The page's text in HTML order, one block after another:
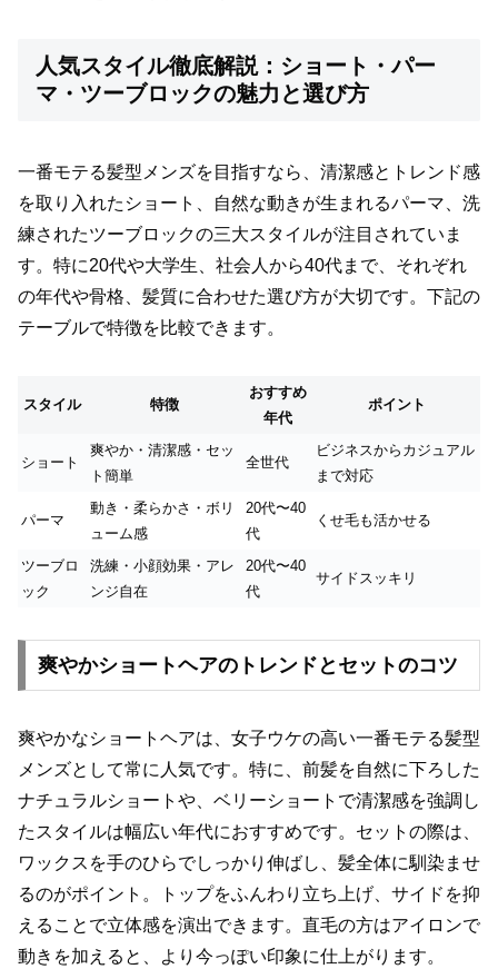
人気スタイル徹底解説：ショート・パー
マ・ツーブロックの魅力と選び方
一番モテる髪型メンズを目指すなら、清潔感とトレンド感
を取り入れたショート、自然な動きが生まれるパーマ、洗
練されたツーブロックの三大スタイルが注目されていま
す。特に20代や大学生、社会人から40代まで、それぞれ
の年代や骨格、髪質に合わせた選び方が大切です。下記の
テーブルで特徴を比較できます。
スタイル 特徴
おすすめ
年代
ポイント
ショート
爽やか・清潔感・セッ
ト簡単
全世代
ビジネスからカジュアル
まで対応
パーマ
動き・柔らかさ・ボリ
ューム感
20代〜40
代
くせ毛も活かせる
ツーブロ
ック
洗練・小顔効果・アレ
ンジ自在
20代〜40
代
サイドスッキリ
爽やかショートヘアのトレンドとセットのコツ
爽やかなショートヘアは、女子ウケの高い一番モテる髪型
メンズとして常に人気です。特に、前髪を自然に下ろした
ナチュラルショートや、ベリーショートで清潔感を強調し
たスタイルは幅広い年代におすすめです。セットの際は、
ワックスを手のひらでしっかり伸ばし、髪全体に馴染ませ
るのがポイント。トップをふんわり立ち上げ、サイドを抑
えることで立体感を演出できます。直毛の方はアイロンで
動きを加えると、より今っぽい印象に仕上がります。